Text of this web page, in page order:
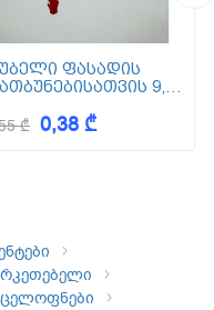
ფასადის
9,5
₾ 0,38 ₾